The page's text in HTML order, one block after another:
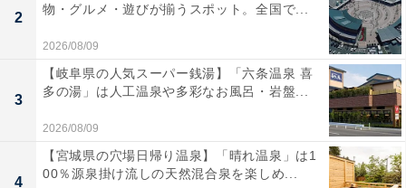
2
物・グルメ・遊びが揃うスポット。全国で...
2026/08/09
3
【岐阜県の人気スーパー銭湯】「六条温泉 喜
多の湯」は人工温泉や多彩なお風呂・岩盤...
2026/08/09
4
【宮城県の穴場日帰り温泉】「晴れ温泉」は1
00％源泉掛け流しの天然混合泉を楽しめ...